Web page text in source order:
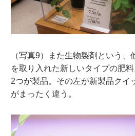
（写真9）また生物製剤という
を取り入れた新しいタイプの肥
2つが製品。その左が新製品クイ
がまったく違う。